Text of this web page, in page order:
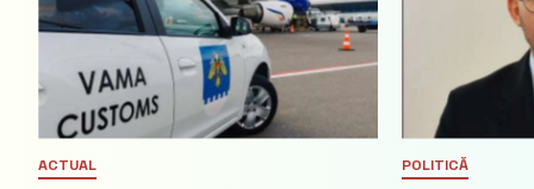
ACTUAL POLITICĂ